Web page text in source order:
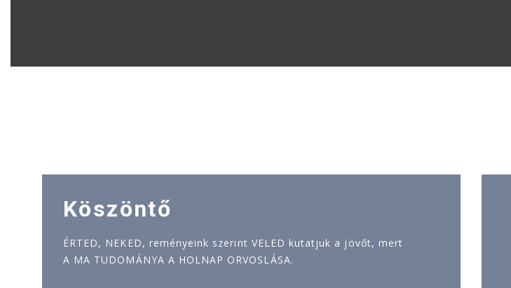
Köszöntő
ÉRTED, NEKED, reményeink szerint VELED kutatjuk a jövőt, mert
A MA TUDOMÁNYA A HOLNAP ORVOSLÁSA.